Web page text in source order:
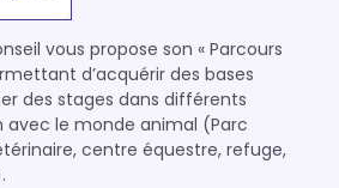
vous propose son « Parcours
d’acquérir des bases
des stages dans différents
avec le monde animal (Parc
centre équestre, refuge,